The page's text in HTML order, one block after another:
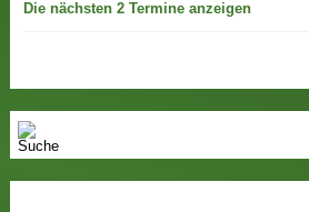
Die nächsten 2 Termine anzeigen